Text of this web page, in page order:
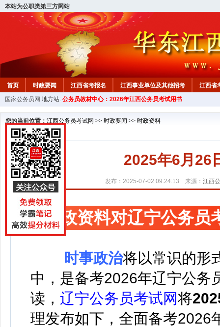
本站为公职类第三方网站
首页 时政要闻 江西省考报名 江西事业单位及其他招考 江西省
教材中心
国家公务员网 地方站: 公务员教材中心：2026年江西公务员考试用书
您的当前位置： 江西公务员考试网 >> 时政要闻 >> 时政资料
2025年6月26
发布：2025-07-02 09:24:13 来源： 江西
时政资料对辽宁公务员
时事政治将以常识的形
中，是备考2026年辽宁公务
读， 辽宁公务员考试网将
理发布如下， 全面备考2026